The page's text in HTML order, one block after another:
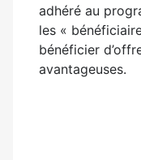
adhéré au
les «
bénéficier
avantageuses.